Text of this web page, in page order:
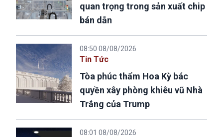
quan trọng trong sản xuất chip
bán dẫn
08:50 08/08/2026
Tin Tức
Tòa phúc thẩm Hoa Kỳ bác
quyền xây phòng khiêu vũ Nhà
Trắng của Trump
08:01 08/08/2026